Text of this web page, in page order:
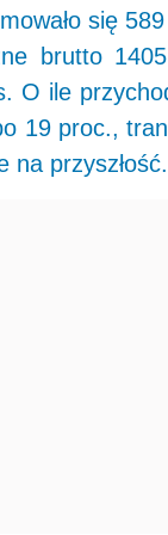
się
brutto
O ile
19 proc.,
na przyszłość.